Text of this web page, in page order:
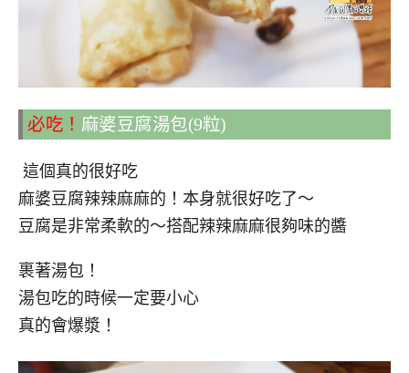
必吃！ 麻婆豆腐湯包(9粒)
這個真的很好吃
麻婆豆腐辣辣麻麻的！本身就很好吃了～
豆腐是非常柔軟的～搭配辣辣麻麻很夠味的醬
裹著湯包！
湯包吃的時候一定要小心
真的會爆漿！